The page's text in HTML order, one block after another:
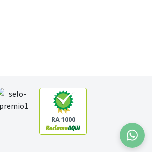
RA 1000